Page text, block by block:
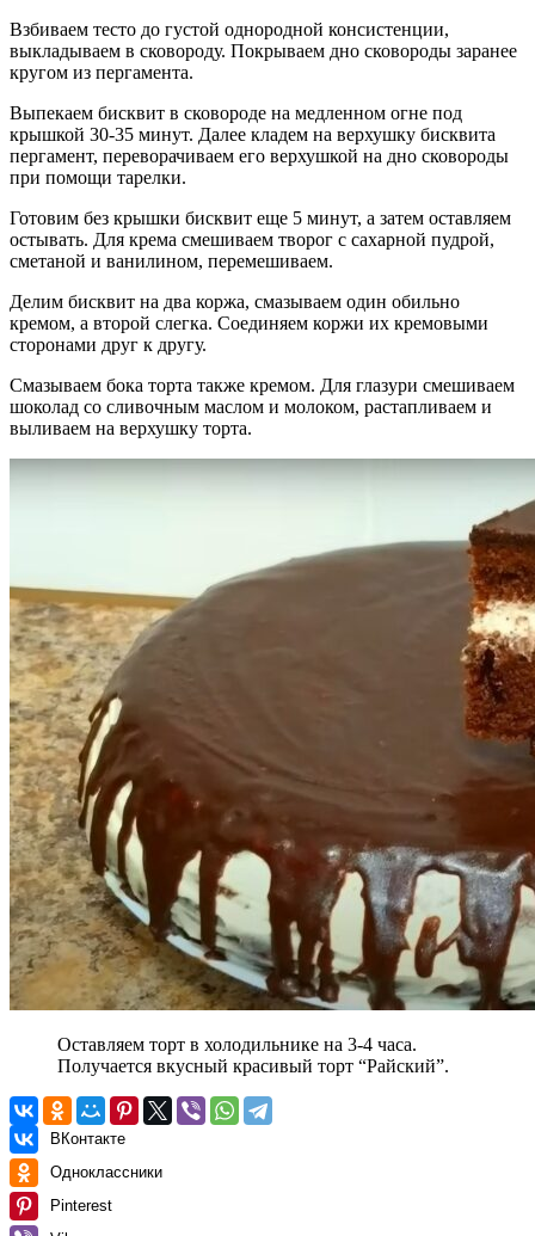
Взбиваем тесто до густой однородной консистенции,
выкладываем в сковороду. Покрываем дно сковороды заранее
кругом из пергамента.
Выпекаем бисквит в сковороде на медленном огне под
крышкой 30-35 минут. Далее кладем на верхушку бисквита
пергамент, переворачиваем его верхушкой на дно сковороды
при помощи тарелки.
Готовим без крышки бисквит еще 5 минут, а затем оставляем
остывать. Для крема смешиваем творог с сахарной пудрой,
сметаной и ванилином, перемешиваем.
Делим бисквит на два коржа, смазываем один обильно
кремом, а второй слегка. Соединяем коржи их кремовыми
сторонами друг к другу.
Смазываем бока торта также кремом. Для глазури смешиваем
шоколад со сливочным маслом и молоком, растапливаем и
выливаем на верхушку торта.
Оставляем торт в холодильнике на 3-4 часа.
Получается вкусный красивый торт “Райский”.
ВКонтакте
Одноклассники
Pinterest